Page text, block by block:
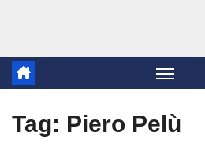
Tag: Piero Pelù